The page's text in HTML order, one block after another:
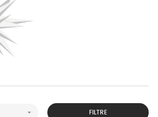
 FILTRE